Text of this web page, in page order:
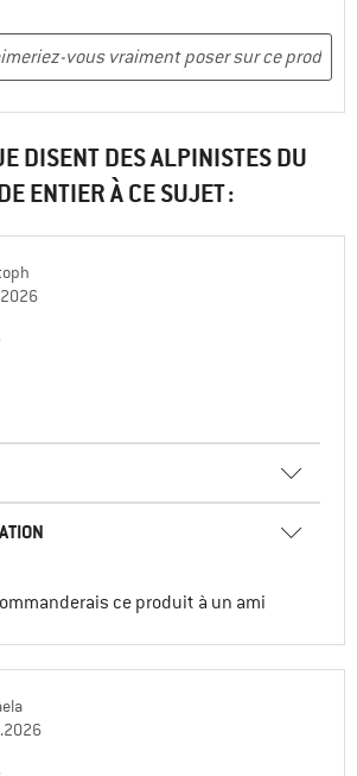
DISENT DES ALPINISTES DU
ENTIER À CE SUJET :
ce produit à un ami